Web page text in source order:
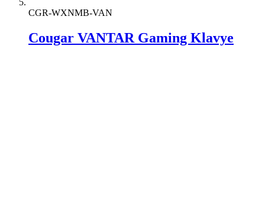
CGR-WXNMB-VAN
Cougar VANTAR Gaming Klavye